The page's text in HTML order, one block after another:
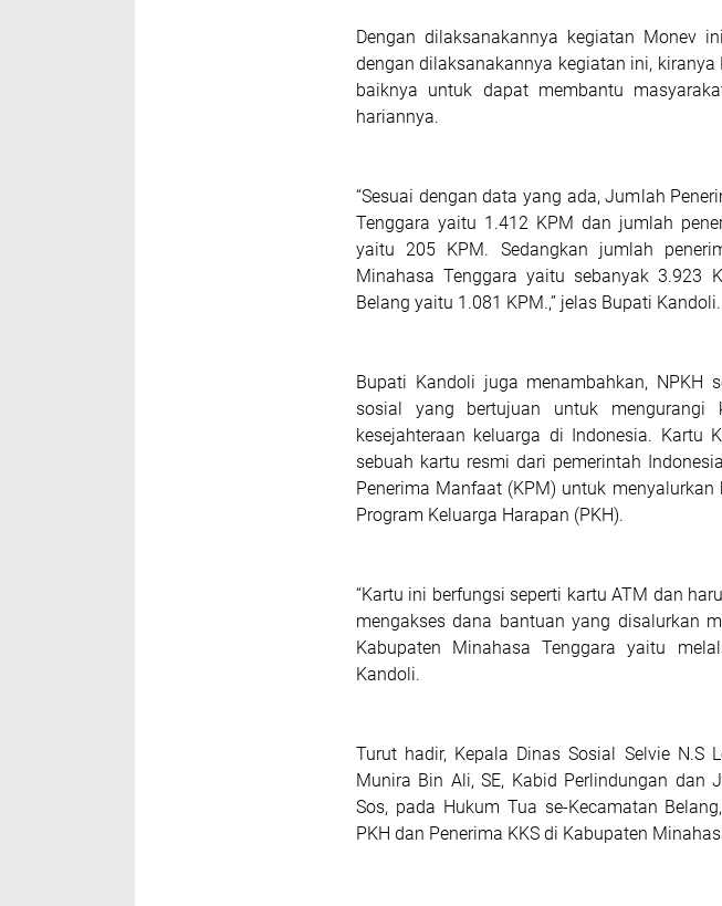
Dengan dilaksanakannya kegiatan Monev
dengan dilaksanakannya kegiatan ini,
baiknya untuk dapat membantu
hariannya.
“Sesuai dengan data yang ada, Jumlah
Tenggara yaitu 1.412 KPM dan jumlah
yaitu 205 KPM. Sedangkan jumlah
Minahasa Tenggara yaitu sebanyak 3.923
Belang yaitu 1.081 KPM.,” jelas Bupati Kandoli.
Bupati Kandoli juga menambahkan, NPKH
sosial yang bertujuan untuk mengurangi
kesejahteraan keluarga di Indonesia. Kartu
sebuah kartu resmi dari pemerintah
Penerima Manfaat (KPM) untuk
Program Keluarga Harapan (PKH).
“Kartu ini berfungsi seperti kartu ATM dan
mengakses dana bantuan yang disalurkan
Kabupaten Minahasa Tenggara yaitu
Kandoli.
Turut hadir, Kepala Dinas Sosial Selvie N.S
Munira Bin Ali, SE, Kabid Perlindungan dan
Sos, pada Hukum Tua se-Kecamatan
PKH dan Penerima KKS di Kabupaten